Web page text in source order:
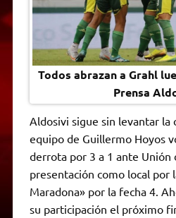
Todos abrazan a Grahl
Prensa
Aldosivi sigue sin levantar la
equipo de Guillermo Hoyos
derrota por 3 a 1 ante Unión
presentación como local por
Maradona» por la fecha 4.
su participación el próximo